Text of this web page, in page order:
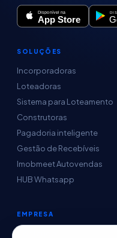
SOLUÇÕES
Incorporadoras
Loteadoras
Sistema para Loteamento
Construtoras
Pagadoria inteligente
Gestão de Recebíveis
Imobmeet Autovendas
HUB Whatsapp
EMPRESA